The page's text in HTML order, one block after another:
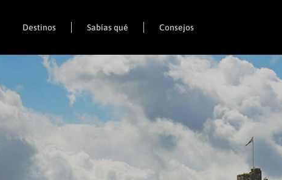
Destinos Sabías qué Consejos